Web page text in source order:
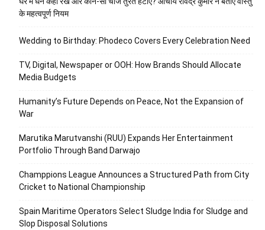
के महत्वपूर्ण नियम
Wedding to Birthday: Phodeco Covers Every Celebration Need
TV, Digital, Newspaper or OOH: How Brands Should Allocate
Media Budgets
Humanity’s Future Depends on Peace, Not the Expansion of
War
Marutika Marutvanshi (RUU) Expands Her Entertainment
Portfolio Through Band Darwajo
Champpions League Announces a Structured Path from City
Cricket to National Championship
Spain Maritime Operators Select Sludge India for Sludge and
Slop Disposal Solutions